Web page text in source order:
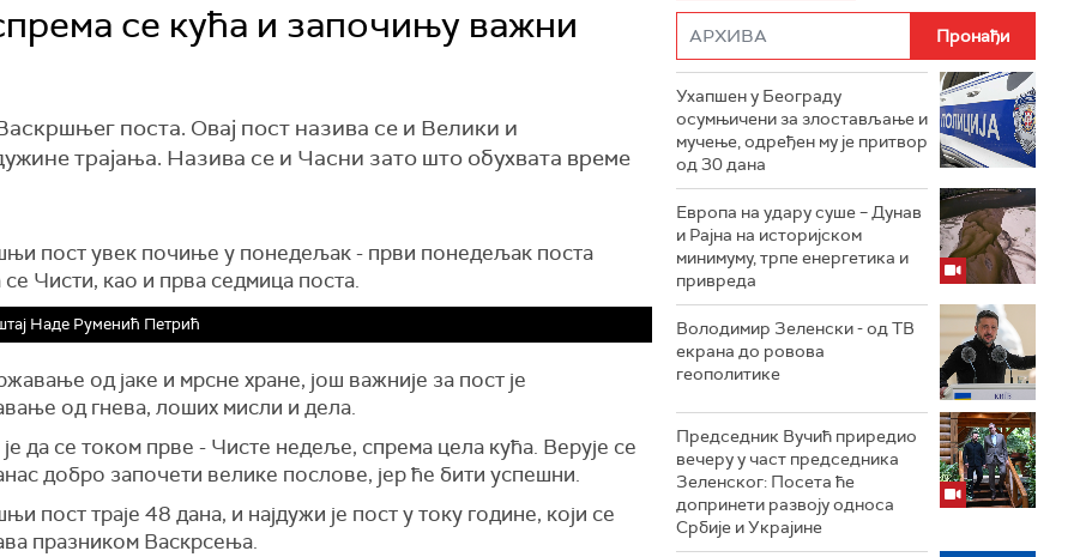
се кућа и започињу важни
поста. Овај пост назива се и Велики и
трајања. Назива се и Часни зато што обухвата време
пост увек почиње у понедељак - први понедељак поста
се Чисти, као и прва седмица поста.
Наде Руменић Петрић
од јаке и мрсне хране, још важније за пост је
од гнева, лоших мисли и дела.
је да се током прве - Чисте недеље, спрема цела кућа. Верује се
добро започети велике послове, јер ће бити успешни.
пост траје 48 дана, и најдужи је пост у току године, који се
празником Васкрсења.
Ухапшен у Београду
осумњичени за злостављање и
мучење, одређен му је притвор
од 30 дана
Европа на удару суше – Дунав
и Рајна на историјском
минимуму, трпе енергетика и
привреда
Володимир Зеленски - од ТВ
екрана до ровова
геополитике
Председник Вучић приредио
вечеру у част председника
Зеленског: Посета ће
допринети развоју односа
Србије и Украјине